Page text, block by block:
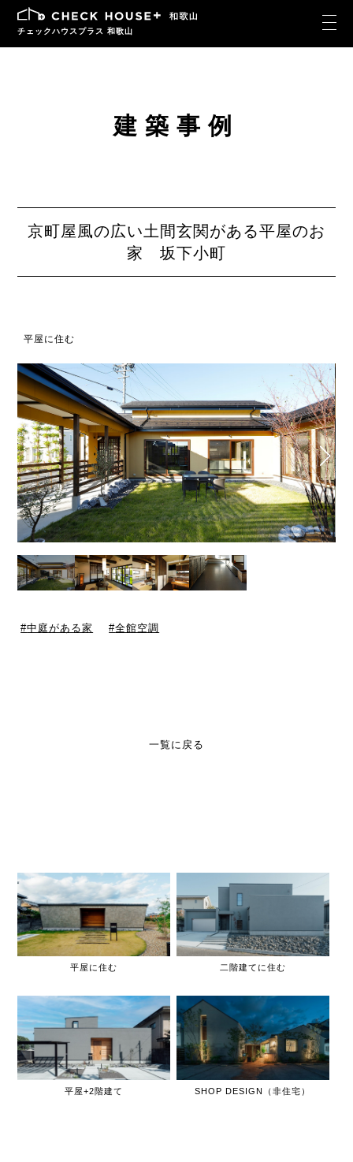
チェックハウスプラス 和歌山
建築事例
京町屋風の広い土間玄関がある平屋のお
家 坂下小町
平屋に住む
中庭がある家 全館空調
一覧に戻る
平屋に住む 二階建てに住む
平屋+2階建て SHOP DESIGN（非住宅）